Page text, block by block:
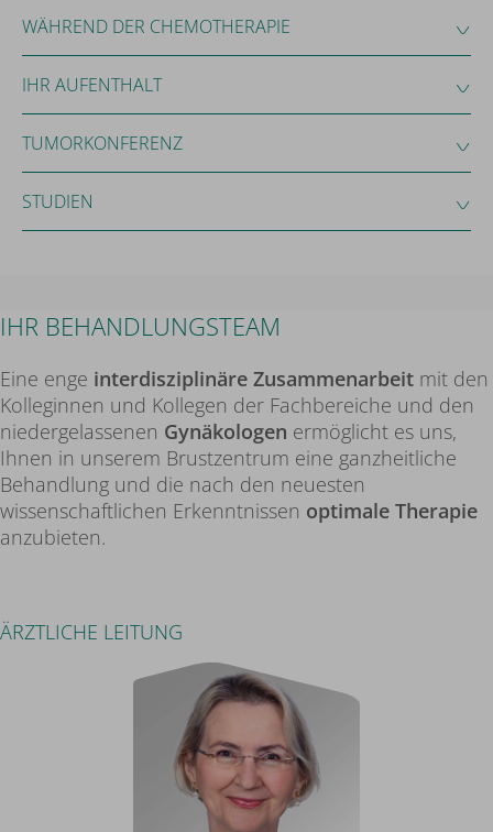
WÄHREND DER CHEMOTHERAPIE
IHR AUFENTHALT
TUMORKONFERENZ
STUDIEN
IHR BEHANDLUNGSTEAM
Eine enge interdisziplinäre Zusammenarbeit mit den
Kolleginnen und Kollegen der Fachbereiche und den
niedergelassenen Gynäkologen ermöglicht es uns,
Ihnen in unserem Brustzentrum eine ganzheitliche
Behandlung und die nach den neuesten
wissenschaftlichen Erkenntnissen optimale Therapie
anzubieten.
ÄRZTLICHE LEITUNG